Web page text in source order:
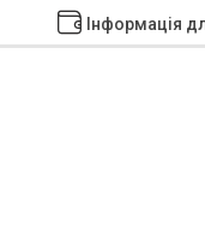
Інформація